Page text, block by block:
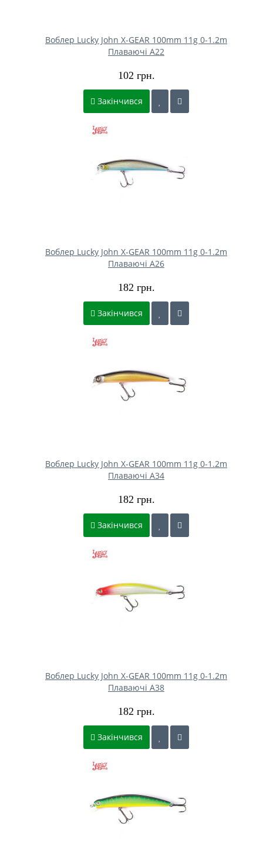
Воблер Lucky John X-GEAR 100mm 11g 0-1.2m
Плаваючі A22
102 грн.
Закінчився
Воблер Lucky John X-GEAR 100mm 11g 0-1.2m
Плаваючі A26
182 грн.
Закінчився
Воблер Lucky John X-GEAR 100mm 11g 0-1.2m
Плаваючі A34
182 грн.
Закінчився
Воблер Lucky John X-GEAR 100mm 11g 0-1.2m
Плаваючі A38
182 грн.
Закінчився